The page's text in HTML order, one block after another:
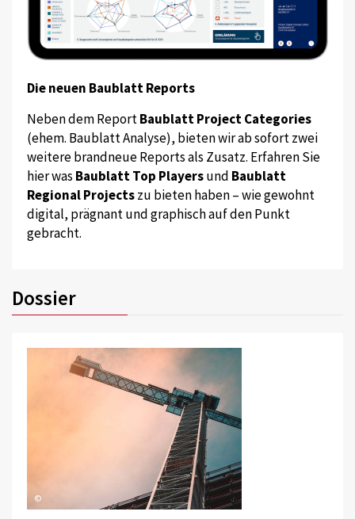
Die neuen Baublatt Reports
Neben dem ReportBaublatt Project Categories
(ehem. Baublatt Analyse), bieten wir ab sofort zwei
weitere brandneue Reports als Zusatz. Erfahren Sie
hier was Baublatt Top Playersund Baublatt
Regional Projectszu bieten haben – wie gewohnt
digital, prägnant und graphisch auf den Punkt
gebracht.
Dossier
©